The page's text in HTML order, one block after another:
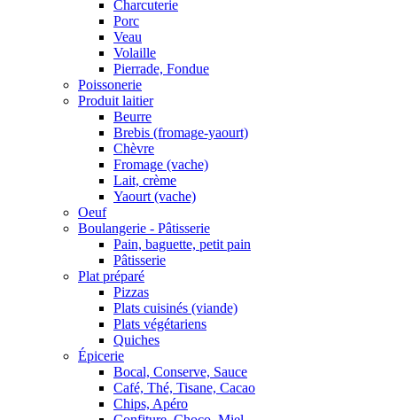
Charcuterie
Porc
Veau
Volaille
Pierrade, Fondue
Poissonerie
Produit laitier
Beurre
Brebis (fromage-yaourt)
Chèvre
Fromage (vache)
Lait, crème
Yaourt (vache)
Oeuf
Boulangerie - Pâtisserie
Pain, baguette, petit pain
Pâtisserie
Plat préparé
Pizzas
Plats cuisinés (viande)
Plats végétariens
Quiches
Épicerie
Bocal, Conserve, Sauce
Café, Thé, Tisane, Cacao
Chips, Apéro